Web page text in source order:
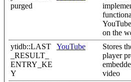
purged
on the
ytidb::LAST
_RESULT_
ENTRY_KE
Y
YouTube
Stores
player
video